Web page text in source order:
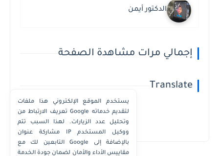
الدكتور أيمن
إجمالي مرات مشاهدة الصفحة
Translate
Powered by Translate
يستخدم الموقع الإلكتروني هذا ملفات
تعريف الارتباط من Google لتقديم خدماته
وتحليل عدد الزيارات. لهذا السبب تتم
مشاركة عنوان IP ووكيل المستخدم
التابعين لك مع Google بالإضافة إلى
مقاييس الأداء والأمان لضمان جودة الخدمة